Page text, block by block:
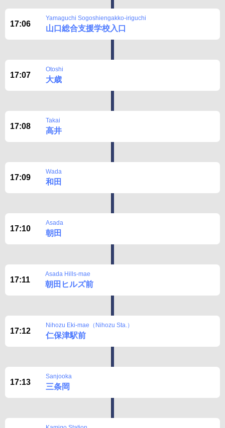
17:06
Yamaguchi Sogoshiengakko-iriguchi
山口総合支援学校入口
17:07
Otoshi
大歳
17:08
Takai
高井
17:09
Wada
和田
17:10
Asada
朝田
17:11
Asada Hills-mae
朝田ヒルズ前
17:12
Nihozu Eki-mae（Nihozu Sta.）
仁保津駅前
17:13
Sanjooka
三条岡